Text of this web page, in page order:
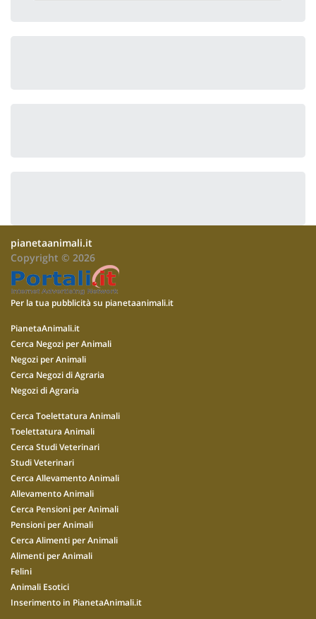
pianetaanimali.it
Copyright © 2026
Per la tua pubblicità su pianetaanimali.it
PianetaAnimali.it
Cerca Negozi per Animali
Negozi per Animali
Cerca Negozi di Agraria
Negozi di Agraria
Cerca Toelettatura Animali
Toelettatura Animali
Cerca Studi Veterinari
Studi Veterinari
Cerca Allevamento Animali
Allevamento Animali
Cerca Pensioni per Animali
Pensioni per Animali
Cerca Alimenti per Animali
Alimenti per Animali
Felini
Animali Esotici
Inserimento in PianetaAnimali.it